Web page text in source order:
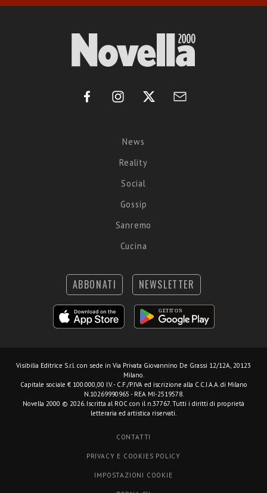
News
Reality
Social
Gossip
Sanremo
Cucina
ABBONATI NEWSLETTER
Visibilia Editrice S.r.l. con sede in Via Privata Giovannino De Grassi 12/12A, 20123
Milano.
Capitale sociale € 100.000,00 I.V. - C.F./P.IVA ed iscrizione alla C.C.I.A.A. di Milano
N.10269990965 - REA MI-2519578.
Novella 2000 © 2026. Iscritta al ROC con il n.37767. Tutti i diritti di proprietà
letteraria ed artistica riservati.
CONTATTI
PRIVACY E COOKIES POLICY
IMPOSTAZIONI COOKIE